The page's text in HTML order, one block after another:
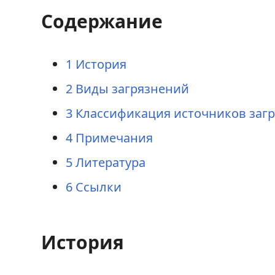
Содержание
1 История
2 Виды загрязнений
3 Классификация источников
4 Примечания
5Литература
6 Ссылки
История